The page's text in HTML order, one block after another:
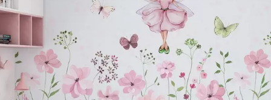
Premium
269.00
Premium vinyl
516 .67 310 .00kr/m²